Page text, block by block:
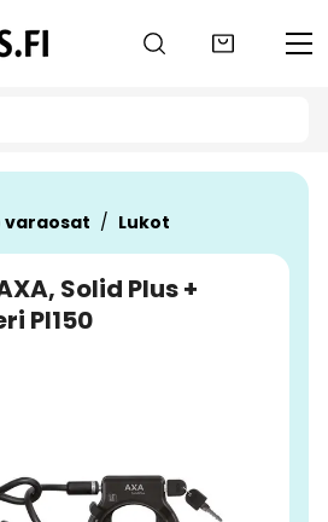
varaosat Lukot
Solid Plus +
PI150